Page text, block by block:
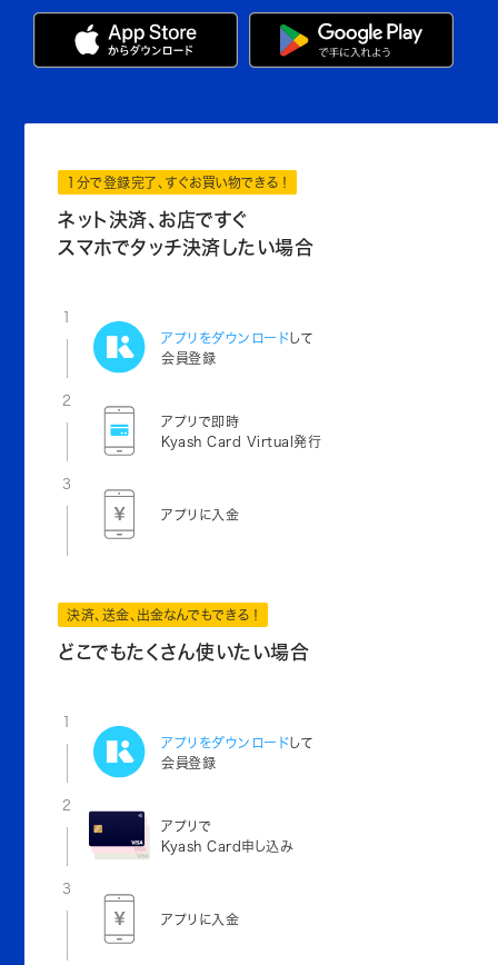
1分で登録完了、すぐお買い物できる！
ネット決済、お店ですぐ
スマホでタッチ決済したい場合
1
アプリをダウンロードして
会員登録
2
アプリで即時
Kyash Card Virtual発行
3
アプリに入金
決済、送金、出金なんでもできる！
どこでもたくさん使いたい場合
1
アプリをダウンロードして
会員登録
2
アプリで
Kyash Card申し込み
3
アプリに入金